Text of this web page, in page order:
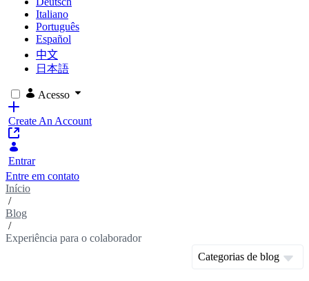
Italiano
Português
Español
中文
日本語
Acesso
Create An Account
Entrar
Entre em contato
Início
/
Blog
/
Experiência para o colaborador
Categorias de blog